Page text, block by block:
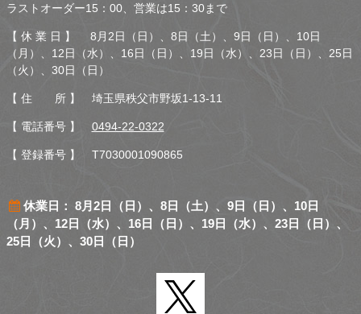
ラストオーダー15：00、営業は15：30まで
【 休 業 日 】 8月2日（日）、8日（土）、9日（日）、10日
（月）、12日（水）、16日（日）、19日（水）、23日（日）、25日
（火）、30日（日）
【 住 所 】 埼玉県秩父市野坂1-13-11
【 電話番号 】 0494-22-0322
【 登録番号 】 T7030001090865
休業日： 8月2日（日）、8日（土）、9日（日）、10日
（月）、12日（水）、16日（日）、19日（水）、23日（日）、
25日（火）、30日（日）